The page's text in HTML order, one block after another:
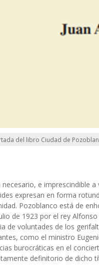
del libro Ciudad de
necesario, e imprescindible
expresan en forma
Pozoblanco está de
de 1923 por el rey
de voluntades de los
como el ministro
burocráticas en el
definitorio de dicho